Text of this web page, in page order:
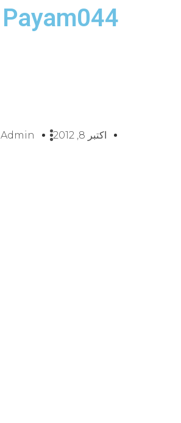
Payam044
اکتبر 8, 2012 Admin